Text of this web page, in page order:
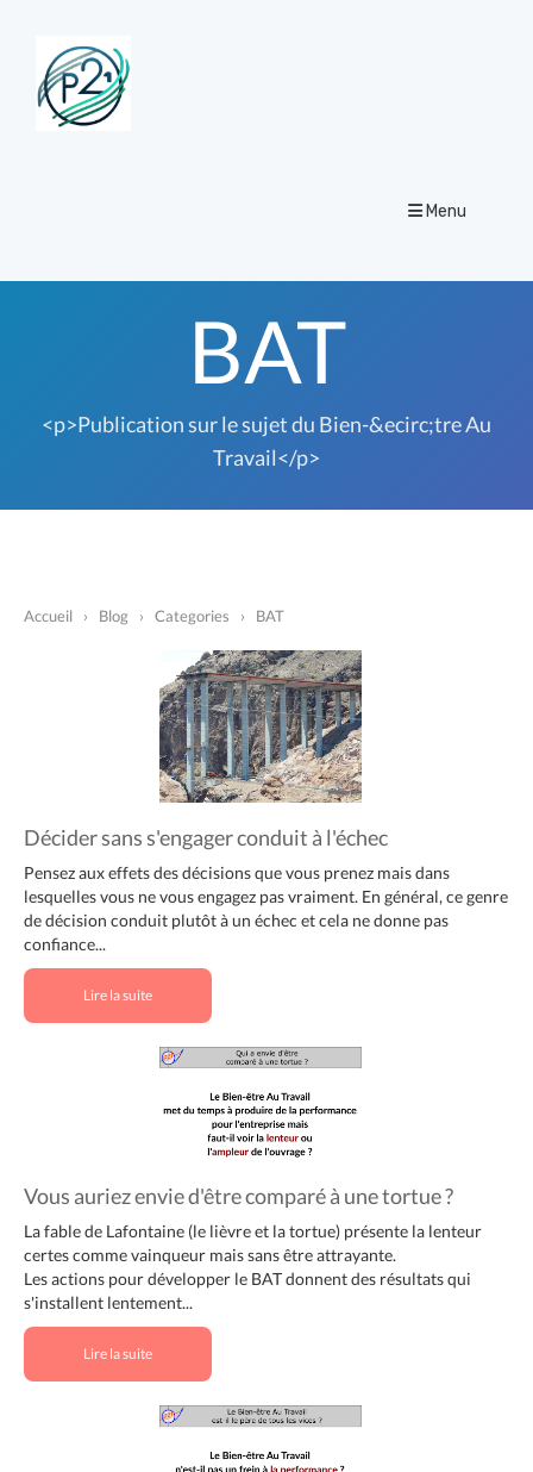
Menu
BAT
<p>Publication sur le sujet du Bien-&ecirc;tre Au
Travail</p>
Accueil › Blog › Categories › BAT
Décider sans s'engager conduit à l'échec
Pensez aux effets des décisions que vous prenez mais dans
lesquelles vous ne vous engagez pas vraiment. En général, ce genre
de décision conduit plutôt à un échec et cela ne donne pas
confiance...
Lire la suite
Vous auriez envie d'être comparé à une tortue ?
La fable de Lafontaine (le lièvre et la tortue) présente la lenteur
certes comme vainqueur mais sans être attrayante.
Les actions pour développer le BAT donnent des résultats qui
s'installent lentement...
Lire la suite